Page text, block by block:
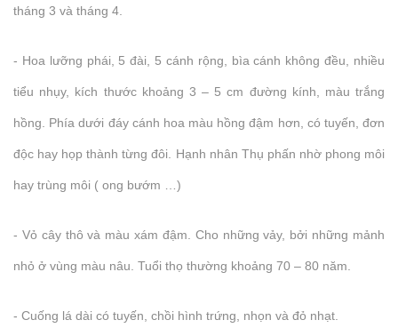
tháng 3 và tháng 4.
- Hoa lưỡng phái, 5 đài, 5 cánh rộng, bìa cánh không đều, nhiều
tiểu nhụy, kích thước khoảng 3 – 5 cm đường kính, màu trắng
hồng. Phía dưới đáy cánh hoa màu hồng đậm hơn, có tuyến, đơn
độc hay họp thành từng đôi. Hạnh nhân Thụ phấn nhờ phong môi
hay trùng môi ( ong bướm …)
- Vỏ cây thô và màu xám đậm. Cho những vảy, bởi những mảnh
nhỏ ở vùng màu nâu. Tuổi thọ thường khoảng 70 – 80 năm.
- Cuống lá dài có tuyến, chồi hình trứng, nhọn và đỏ nhạt.